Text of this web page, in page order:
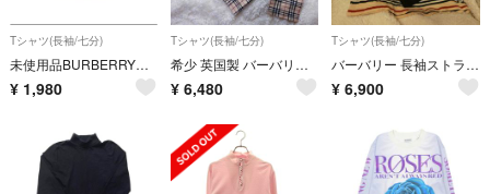
Tシャツ(長袖/七分)
未使用品BURBERRY七分Tシャツ
¥ 1,980
Tシャツ(長袖/七分)
希少 英国製 バーバリーロンドン ノバチェック カットソー Vネック
¥ 6,480
Tシャツ(長袖/七分)
バーバリー 長袖ストライプロング Tシャツ
¥ 6,900